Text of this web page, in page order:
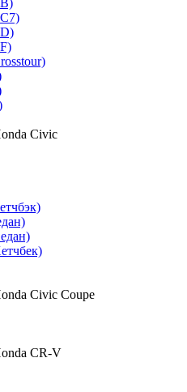
Civic
Civic Coupe
CR-V